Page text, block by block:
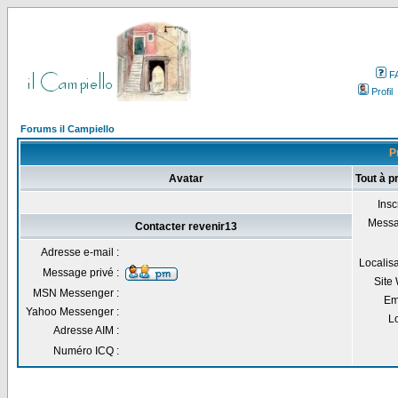
Profil
Forums il Campiello
Avatar Tout à
Site
Contacter revenir13
Adresse e-mail :
Message privé :
MSN Messenger :
Yahoo Messenger :
Adresse AIM :
Numéro ICQ :